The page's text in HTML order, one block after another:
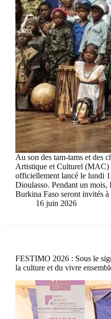
Au son des tam-tams et des
Artistique et Culturel (MAC)
officiellement lancé le lundi
Dioulasso. Pendant un mois,
Burkina Faso seront invités
16 juin 2026
FESTIMO 2026 : Sous le
la culture et du vivre